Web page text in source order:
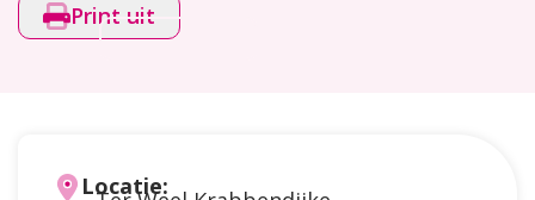
Print uit
Locatie: